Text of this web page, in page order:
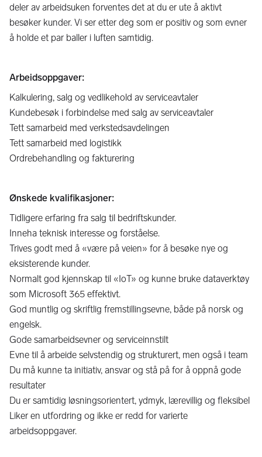
deler av arbeidsuken forventes det at du er ute å aktivt
besøker kunder. Vi ser etter deg som er positiv og som evner
å holde et par baller i luften samtidig.
Arbeidsoppgaver:
Kalkulering, salg og vedlikehold av serviceavtaler
Kundebesøk i forbindelse med salg av serviceavtaler
Tett samarbeid med verkstedsavdelingen
Tett samarbeid med logistikk
Ordrebehandling og fakturering
Ønskede kvalifikasjoner:
Tidligere erfaring fra salg til bedriftskunder.
Inneha teknisk interesse og forståelse.
Trives godt med å «være på veien» for å besøke nye og
eksisterende kunder.
Normalt god kjennskap til «IoT» og kunne bruke dataverktøy
som Microsoft 365 effektivt.
God muntlig og skriftlig fremstillingsevne, både på norsk og
engelsk.
Gode samarbeidsevner og serviceinnstilt
Evne til å arbeide selvstendig og strukturert, men også i team
Du må kunne ta initiativ, ansvar og stå på for å oppnå gode
resultater
Du er samtidig løsningsorientert, ydmyk, lærevillig og fleksibel
Liker en utfordring og ikke er redd for varierte
arbeidsoppgaver.